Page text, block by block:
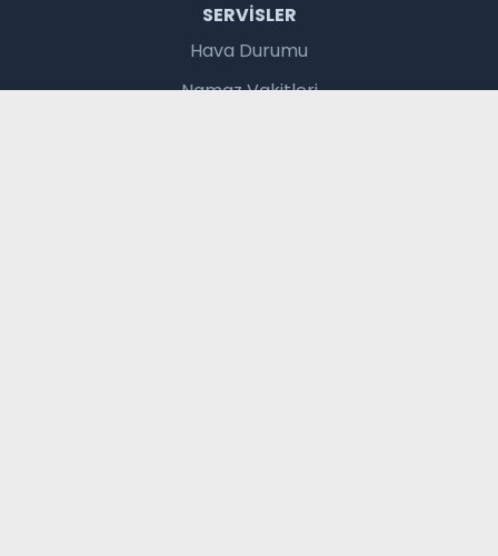
SERVISLER
Hava Durumu
Namaz Vakitleri